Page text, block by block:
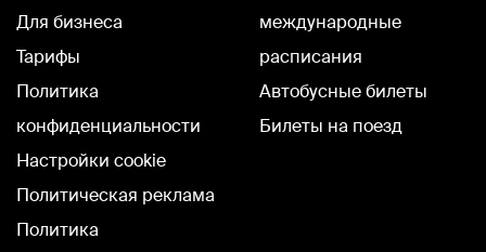
Для бизнеса
Тарифы
Политика
конфиденциальности
Настройки cookie
Политическая реклама
Политика
международные
расписания
Автобусные билеты
Билеты на поезд